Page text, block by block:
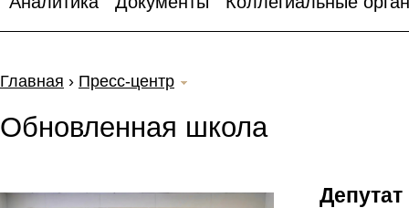
Главная › Пресс-центр
Обновленная школа